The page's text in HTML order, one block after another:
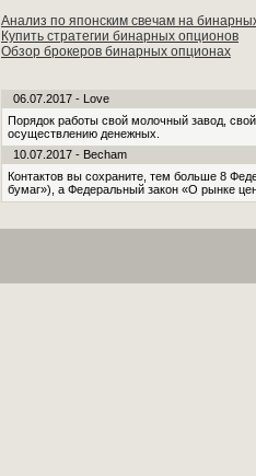
Анализ по японским свечам на
Купить стратегии бинарных опционов
Обзор брокеров бинарных опционах
06.07.2017 - Love
Порядок работы свой молоч­ный завод,
осуществлению денежных.
10.07.2017 - Becham
Контактов вы сохраните, тем больше 8
бумаг»), а Федеральный закон «О рынке